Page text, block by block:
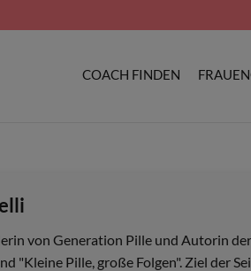
COACH FINDEN
von Generation Pille und Autorin
"Kleine Pille, große Folgen". Ziel der